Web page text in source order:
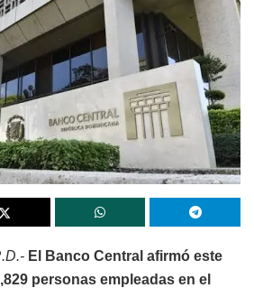
El Banco Central afirmó este
personas empleadas en el